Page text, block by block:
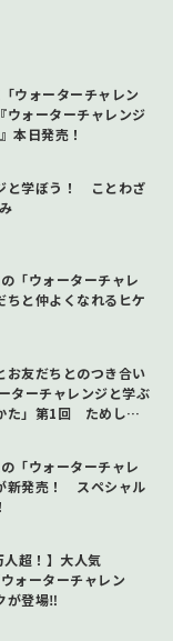
ウォーターチャレン
ォーターチャレンジ
本日発売！
と学ぼう！ ことわざ
「ウォーターチャレ
ちと仲よくなれるヒケ
お友だちとのつき合い
ターチャレンジと学ぶ
た」第1回 ためし読
「ウォーターチャレ
新発売！ スペシャル
人超！】大人気
ォーターチャレン
が登場‼